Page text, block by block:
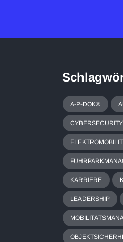
A-P-DOK®
CYBERSECURITY
KARRIERE
LEADERSHIP